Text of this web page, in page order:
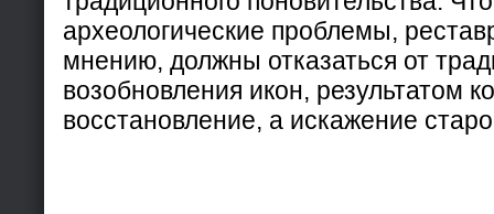
археологические проблемы,
мнению, должны отказаться от
возобновления икон, результатом
восстановление, а искажение